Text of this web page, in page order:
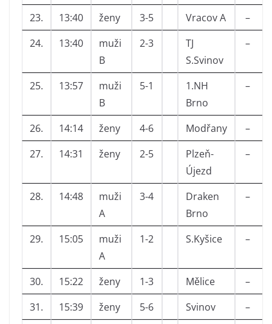
23.
13:40 ženy 3-5 Vracov A
–
24.
13:40
muži
B
2-3
TJ
S.Svinov
–
25. 13:57
muži
B
5-1
1.NH
Brno
–
26. 14:14 ženy 4-6 Modřany
–
27.
14:31 ženy 2-5
Plzeň-
Újezd
–
28. 14:48
muži
A
3-4
Draken
Brno
–
29. 15:05
muži
A
1-2 S.Kyšice –
30. 15:22 ženy 1-3 Mělice
–
31.
15:39 ženy 5-6 Svinov –